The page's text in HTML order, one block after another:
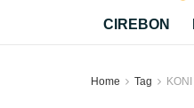
CIREBON
Home Tag KONI